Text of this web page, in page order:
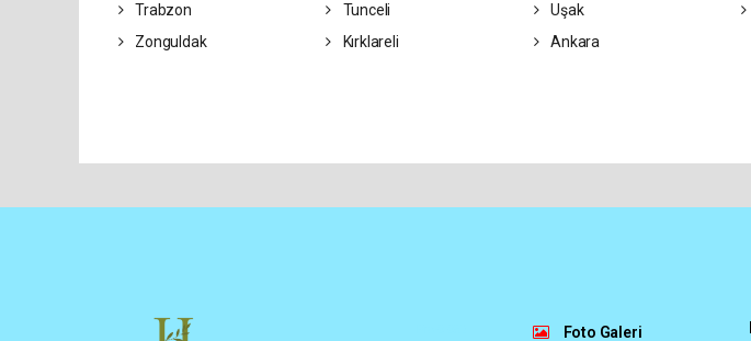
Trabzon
Tunceli Uşak
Zonguldak
Kırklareli Ankara
Foto Galeri